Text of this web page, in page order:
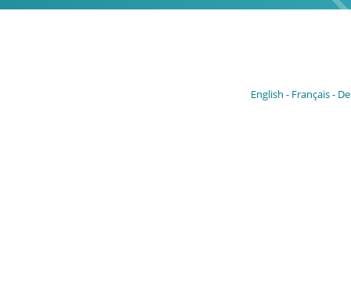
English Français